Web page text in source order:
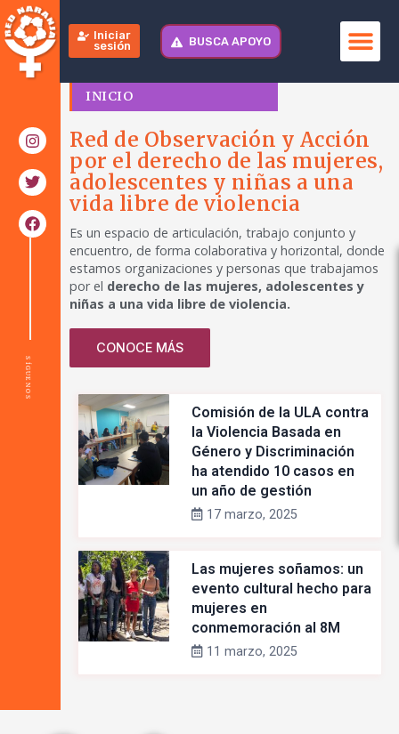
Iniciar
sesión
BUSCA APOYO
SÍGUENOS
INICIO
Red de Observación y Acción
por el derecho de las mujeres,
adolescentes y niñas a una
vida libre de violencia
Es un espacio de articulación, trabajo conjunto y
encuentro, de forma colaborativa y horizontal, donde
estamos organizaciones y personas que trabajamos
por el derecho de las mujeres, adolescentes y
niñas a una vida libre de violencia.
CONOCE MÁS
Comisión de la ULA contra
la Violencia Basada en
Género y Discriminación
ha atendido 10 casos en
un año de gestión
17 marzo, 2025
Las mujeres soñamos: un
evento cultural hecho para
mujeres en
conmemoración al 8M
11 marzo, 2025